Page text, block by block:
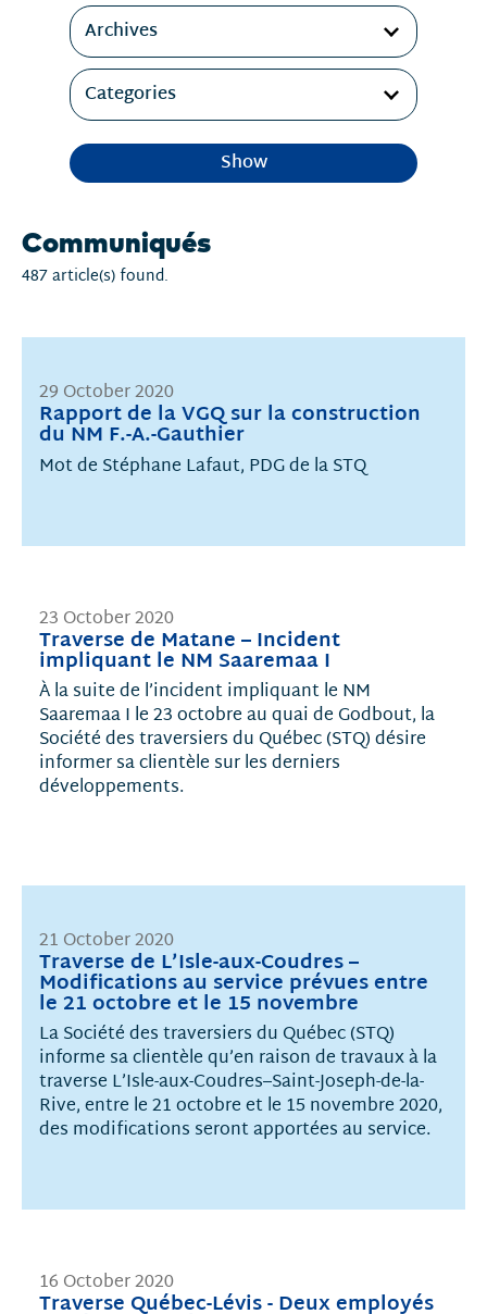
Filtres
Archives
Categories
Show
Communiqués
487 article(s) found.
Rapport de la VGQ sur la construction
du NM F.-A.-Gauthier
29 October 2020
Mot de Stéphane Lafaut, PDG de la STQ
Traverse de Matane – Incident
impliquant le NM Saaremaa I
23 October 2020
À la suite de l’incident impliquant le NM
Saaremaa I le 23 octobre au quai de Godbout, la
Société des traversiers du Québec (STQ) désire
informer sa clientèle sur les derniers
développements.
Traverse de L’Isle-aux-Coudres –
Modifications au service prévues entre
le 21 octobre et le 15 novembre
21 October 2020
La Société des traversiers du Québec (STQ)
informe sa clientèle qu’en raison de travaux à la
traverse L’Isle-aux-Coudres–Saint-Joseph-de-la-
Rive, entre le 21 octobre et le 15 novembre 2020,
des modifications seront apportées au service.
Traverse Québec-Lévis - Deux employés
16 October 2020